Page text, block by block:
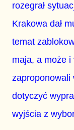
rozegrał
Krakowa dał
temat
maja, a może
zaproponowali
dotyczyć
wyjścia z